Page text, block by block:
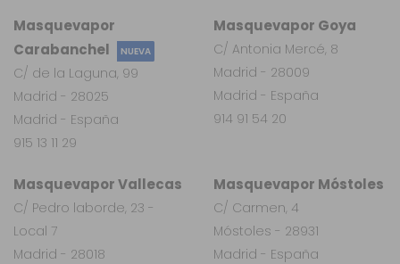
Masquevapor
Carabanchel
NUEVA
C/ de la Laguna, 99
Madrid - 28025
Madrid - España
915 13 11 29
Masquevapor Vallecas
C/ Pedro laborde, 23 -
Local 7
Madrid - 28018
Masquevapor Móstoles
C/ Carmen, 4
Móstoles - 28931
Madrid - España
Masquevapor Goya
C/ Antonia Mercé, 8
Madrid - 28009
Madrid - España
914 91 54 20